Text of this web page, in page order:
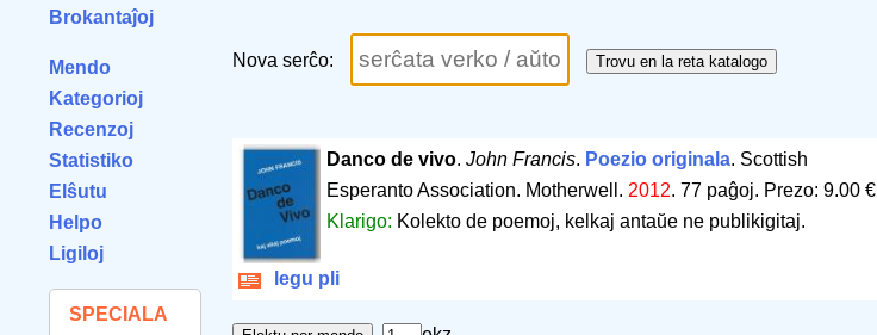
Brokantaĵoj
Mendo
Kategorioj
Recenzoj
Statistiko
Elŝutu
Helpo
Ligiloj
SPECIALA
Nova serĉo:
Danco de vivo.John Francis. Poezio originala. Scottish
Esperanto Association. Motherwell. 2012.77 paĝoj. Prezo: 9.00 €
Klarigo: Kolekto de poemoj, kelkaj antaŭe ne publikigitaj.
legu pli